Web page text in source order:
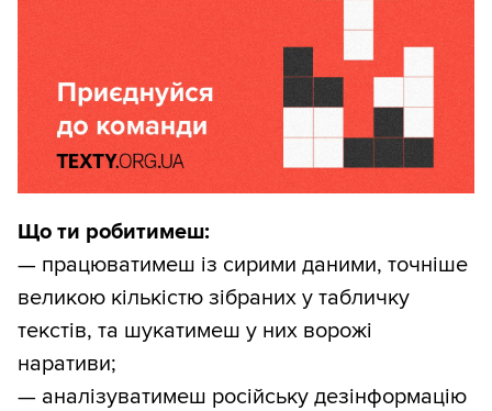
Що ти робитимеш:
— працюватимеш із сирими даними, точніше
великою кількістю зібраних у табличку
текстів, та шукатимеш у них ворожі
наративи;
— аналізуватимеш російську дезінформацію